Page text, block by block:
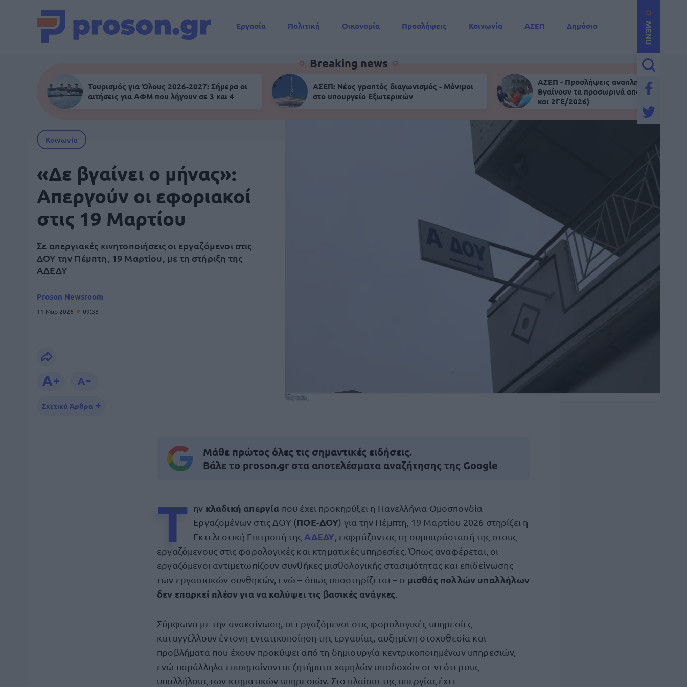
MENU
Εργασία Πολιτική Οικονομία Προσλήψεις Κοινωνία ΑΣΕΠ
Δημόσιο
Breaking news
Τουρισμός για Όλους 2026-2027: Σήμερα οι
αιτήσεις για ΑΦΜ που λήγουν σε 3 και 4
ΑΣΕΠ: Νέος γραπτός διαγωνισμός - Μόνιμοι
στο υπουργείο Εξωτερικών
ΑΣΕΠ - Προσλήψεις αναπληρωτών:
Βγαίνουν τα προσωρινά αποτελέσματα
και 2ΓΕ/2026)
Κοινωνία
«Δε βγαίνει ο μήνας»:
Απεργούν οι εφοριακοί
στις 19 Μαρτίου
Σε απεργιακές κινητοποιήσεις οι εργαζόμενοι στις
ΔΟΥ την Πέμπτη, 19 Μαρτίου, με τη στήριξη της
ΑΔΕΔΥ
Proson Newsroom
11 Μαρ 2026 09:38
Σχετικά Άρθρα
Μάθε πρώτος όλες τις σημαντικές ειδήσεις.
Βάλε το proson.gr στα αποτελέσματα αναζήτησης της Google
Τ ην κλαδική απεργία που έχει προκηρύξει η Πανελλήνια Ομοσπονδία
Εργαζομένων στις ΔΟΥ (ΠΟΕ-ΔΟΥ) για την Πέμπτη, 19 Μαρτίου 2026 στηρίζει η
Εκτελεστική Επιτροπή της ΑΔΕΔΥ , εκφράζοντας τη συμπαράστασή της στους
εργαζόμενους στις φορολογικές και κτηματικές υπηρεσίες. Όπως αναφέρεται, οι
εργαζόμενοι αντιμετωπίζουν συνθήκες μισθολογικής στασιμότητας και επιδείνωσης
των εργασιακών συνθηκών, ενώ – όπως υποστηρίζεται – ο μισθός πολλών υπαλλήλων
δεν επαρκεί πλέον για να καλύψει τις βασικές ανάγκες
Σύμφωνα με την ανακοίνωση, οι εργαζόμενοι στις φορολογικές υπηρεσίες
καταγγέλλουν έντονη εντατικοποίηση της εργασίας, αυξημένη στοχοθεσία και
προβλήματα που έχουν προκύψει από τη δημιουργία κεντρικοποιημένων υπηρεσιών,
ενώ παράλληλα επισημαίνονται ζητήματα χαμηλών αποδοχών σε νεότερους
υπαλλήλους των κτηματικών υπηρεσιών. Στο πλαίσιο της απεργίας έχει